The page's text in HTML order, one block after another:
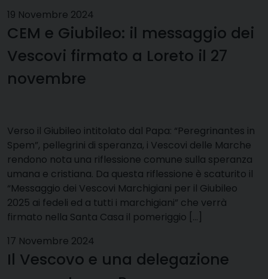
19 Novembre 2024
CEM e Giubileo: il messaggio dei
Vescovi firmato a Loreto il 27
novembre
Verso il Giubileo intitolato dal Papa: “Peregrinantes in
Spem”, pellegrini di speranza, i Vescovi delle Marche
rendono nota una riflessione comune sulla speranza
umana e cristiana. Da questa riflessione è scaturito il
“Messaggio dei Vescovi Marchigiani per il Giubileo
2025 ai fedeli ed a tutti i marchigiani” che verrà
firmato nella Santa Casa il pomeriggio […]
17 Novembre 2024
Il Vescovo e una delegazione